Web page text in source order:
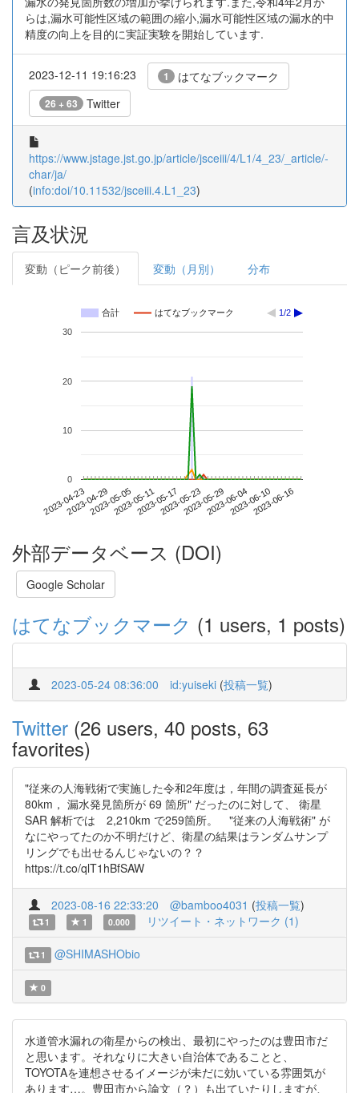
らは,漏水可能性区域の範囲の縮小,漏水可能性区域の漏水的中
精度の向上を目的に実証実験を開始しています.
2023-12-11 19:16:23 1 はてなブックマーク
26 + 63 Twitter
https://www.jstage.jst.go.jp/article/jsceiii/4/L1/4_23/_article/-
char/ja/
(info:doi/10.11532/jsceiii.4.L1_23)
言及状況
変動（ピーク前後） 変動（月別） 分布
合計 はてなブックマーク 1/2
2023-04-232023-04-292023-05-052023-05-112023-05-172023-05-232023-05-292023-06-042023-06-102023-06-16
0
10
20
30
外部データベース (DOI)
Google Scholar
はてなブックマーク (1 users, 1 posts)
2023-05-24 08:36:00 id:yuiseki (投稿一覧)
Twitter (26 users, 40 posts, 63
favorites)
"従来の人海戦術で実施した令和2年度は，年間の調査延長が
80km， 漏水発見箇所が 69 箇所" だったのに対して、 衛星
SAR 解析では 2,210km で259箇所。 "従来の人海戦術" が
なにやってたのか不明だけど、衛星の結果はランダムサンプ
リングでも出せるんじゃないの？？
https://t.co/qlT1hBfSAW
2023-08-16 22:33:20 @bamboo4031 (投稿一覧)
1 1 0.000 リツイート・ネットワーク (1)
1 @SHIMASHObio
0
水道管水漏れの衛星からの検出、最初にやったのは豊田市だ
と思います。それなりに大きい自治体であることと、
TOYOTAを連想させるイメージが未だに効いている雰囲気が
あります…。豊田市から論文（？）も出ていたりしますが、